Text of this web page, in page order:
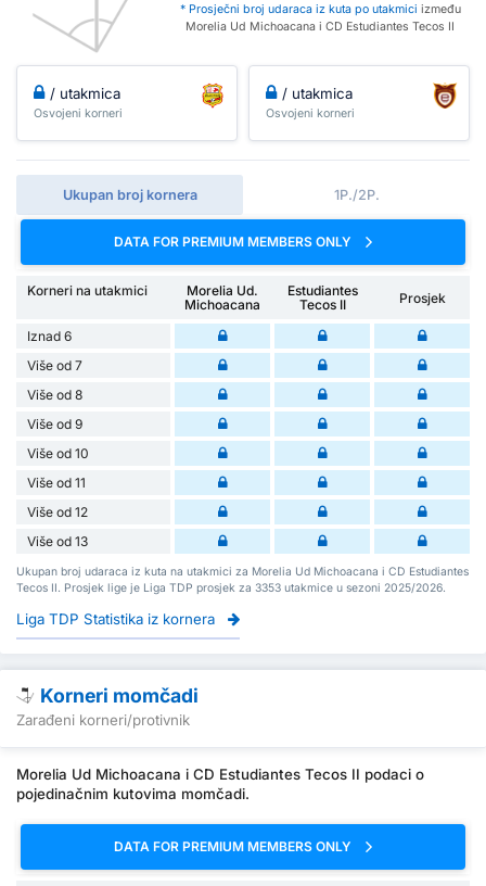
* Prosječni broj udaraca iz kuta po utakmici između
Morelia Ud Michoacana i CD Estudiantes Tecos II
/ utakmica
Osvojeni korneri
/ utakmica
Osvojeni korneri
Ukupan broj kornera 1P./2P.
DATA FOR PREMIUM MEMBERS ONLY
Korneri na utakmici
Morelia Ud.
Michoacana
Estudiantes
Tecos II
Prosjek
Iznad 6
Više od 7
Više od 8
Više od 9
Više od 10
Više od 11
Više od 12
Više od 13
Ukupan broj udaraca iz kuta na utakmici za Morelia Ud Michoacana i CD Estudiantes
Tecos II. Prosjek lige je Liga TDP prosjek za 3353 utakmice u sezoni 2025/2026.
Liga TDP Statistika iz kornera
Korneri momčadi
Zarađeni korneri/protivnik
Morelia Ud Michoacana i CD Estudiantes Tecos II podaci o
pojedinačnim kutovima momčadi.
DATA FOR PREMIUM MEMBERS ONLY